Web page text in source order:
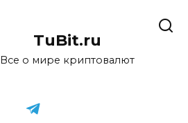
TuBit.ru
Все о мире криптовалют